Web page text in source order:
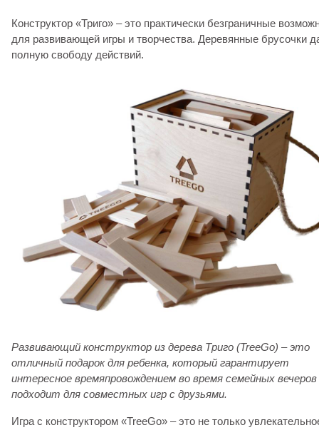
Конструктор «Триго» – это практически безграничные
для развивающей игры и творчества. Деревянные брусочки
полную свободу действий.
Развивающий конструктор из дерева Триго (TreeGo) – это
отличный подарок для ребенка, который гарантирует
интересное времяпровождением во время семейных вечеров
подходит для совместных игр с друзьями.
Игра с конструктором «TreeGo» – это не только